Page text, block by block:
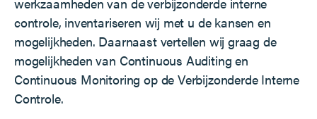
controle, inventariseren wij met u de kansen en
mogelijkheden. Daarnaast vertellen wij graag de
mogelijkheden van Continuous Auditing en
Continuous Monitoring op de Verbijzonderde Interne
Controle.